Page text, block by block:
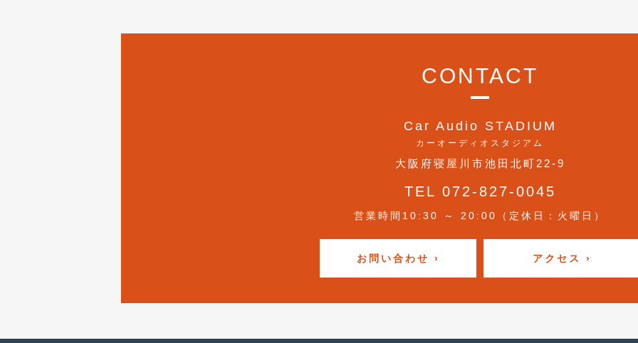
CONTACT
Car Audio STADIUM
カーオーディオスタジアム
大阪府寝屋川市池田北町22-9
TEL 072-827-0045
営業時間10:30 ～ 20:00（定休日：火曜日）
お問い合わせ › アクセス ›